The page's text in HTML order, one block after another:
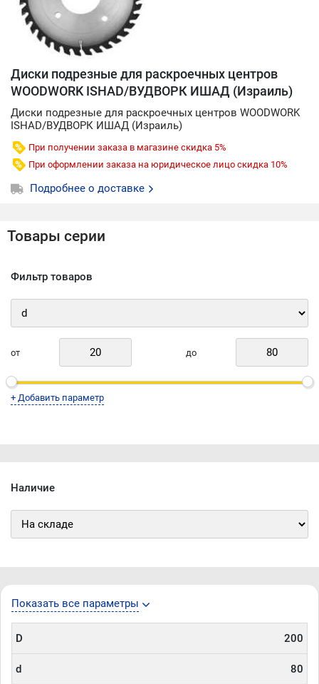
Диски подрезные для раскроечных центров
WOODWORK ISHAD/ВУДВОРК ИШАД (Израиль)
Диски подрезные для раскроечных центров WOODWORK
ISHAD/ВУДВОРК ИШАД (Израиль)
При получении заказа в магазине скидка 5%
При оформлении заказа на юридическое лицо скидка 10%
Подробнее о доставке
Товары серии
Фильтр товаров
от до
+ Добавить параметр
Наличие
Показать все параметры
D 200
d 80